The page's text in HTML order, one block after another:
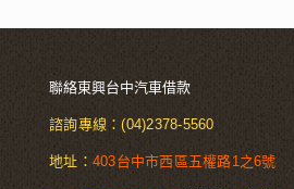
聯絡東興台中汽車借款
諮詢專線：(04)2378-5560
地址： 403台中市西區五權路1之6號